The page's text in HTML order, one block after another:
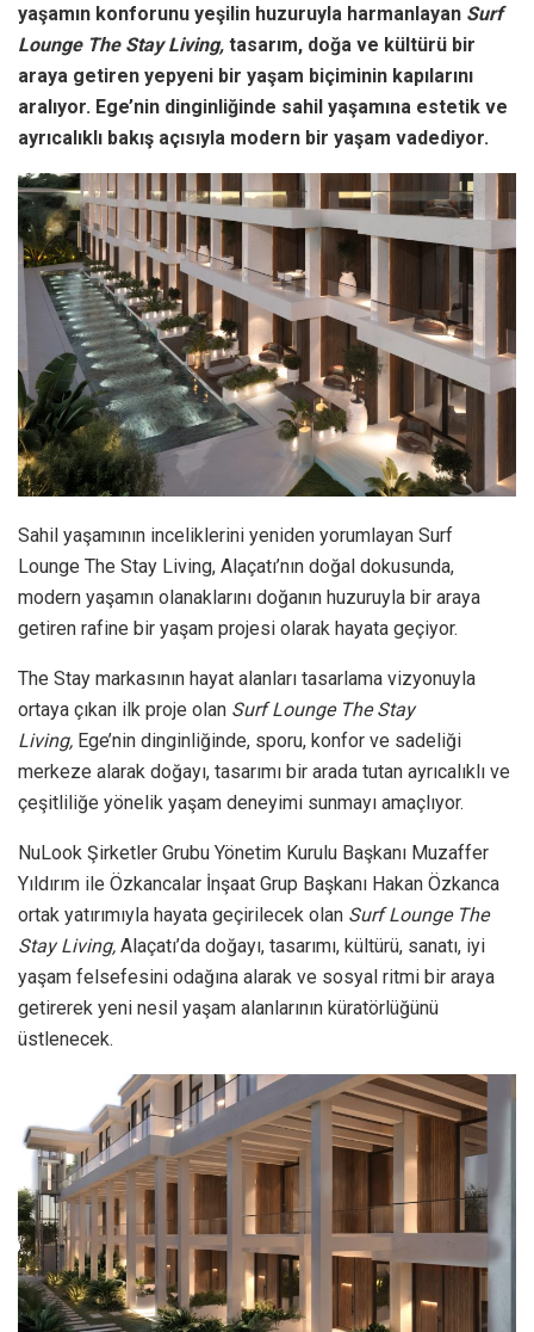
yaşamın konforunu yeşilin huzuruyla harmanlayan Surf
Lounge The Stay Living, tasarım, doğa ve kültürü bir
araya getiren yepyeni bir yaşam biçiminin kapılarını
aralıyor. Ege’nin dinginliğinde sahil yaşamına estetik ve
ayrıcalıklı bakış açısıyla modern bir yaşam vadediyor.
Sahil yaşamının inceliklerini yeniden yorumlayan Surf
Lounge The Stay Living, Alaçatı’nın doğal dokusunda,
modern yaşamın olanaklarını doğanın huzuruyla bir araya
getiren rafine bir yaşam projesi olarak hayata geçiyor.
The Stay markasının hayat alanları tasarlama vizyonuyla
ortaya çıkan ilk proje olan Surf Lounge The Stay
Living, Ege’nin dinginliğinde, sporu, konfor ve sadeliği
merkeze alarak doğayı, tasarımı bir arada tutan ayrıcalıklı ve
çeşitliliğe yönelik yaşam deneyimi sunmayı amaçlıyor.
NuLook Şirketler Grubu Yönetim Kurulu Başkanı Muzaffer
Yıldırım ile Özkancalar İnşaat Grup Başkanı Hakan Özkanca
ortak yatırımıyla hayata geçirilecek olan Surf Lounge The
Stay Living, Alaçatı’da doğayı, tasarımı, kültürü, sanatı, iyi
yaşam felsefesini odağına alarak ve sosyal ritmi bir araya
getirerek yeni nesil yaşam alanlarının küratörlüğünü
üstlenecek.